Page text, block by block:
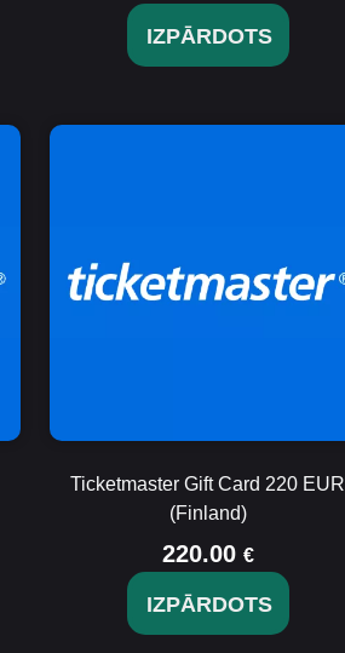
IZPĀRDOTS
Ticketmaster Gift Card 220 EUR
(Finland)
220.00 €
IZPĀRDOTS